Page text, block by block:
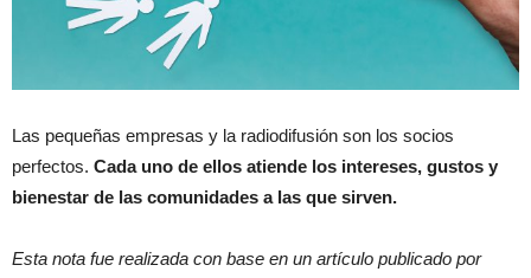
Las pequeñas empresas y la radiodifusión son los socios
perfectos. Cada uno de ellos atiende los intereses, gustos y
bienestar de las comunidades a las que sirven.
Esta nota fue realizada con base en un artículo publicado por